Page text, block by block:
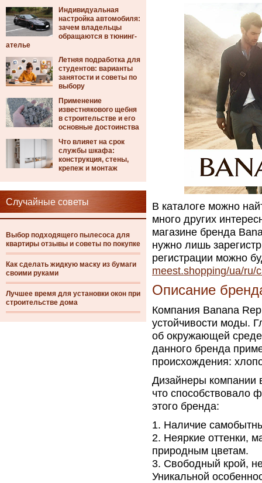
Индивидуальная
настройка автомобиля:
зачем владельцы
обращаются в тюнинг-
ателье
Летняя подработка для
студентов: варианты
занятости и советы по
выбору
Применение
известнякового щебня
в строительстве и его
основные достоинства
Что влияет на срок
службы шкафа:
конструкция, стены,
крепеж и монтаж
Случайные советы
Выбор подходящего пылесоса для
квартиры отзывы и советы по покупке
Как сделать жидкую маску из бумаги
своими руками
Лучшее время для установки окон при
строительстве дома
В каталоге можно
много других
магазине бренда
нужно лишь
регистрации можно
meest.shopping/ua/ru/
Описание
Компания Banana
устойчивости моды.
об окружающей
данного бренда
происхождения:
Дизайнеры компании
что способствовало
этого бренда:
Наличие
Неяркие оттенки,
природным цветам.
Свободный крой,
Уникальной